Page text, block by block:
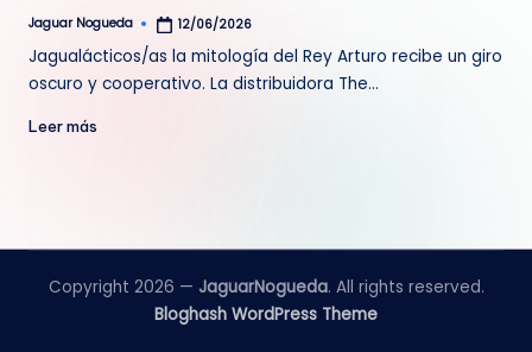
Publicado
Jaguar Nogueda 12/06/2026
Jagualácticos/as la mitología del Rey Arturo recibe un giro
oscuro y cooperativo. La distribuidora The…
Leer más
Copyright 2026 — JaguarNogueda. All rights reserved.
Bloghash WordPress Theme